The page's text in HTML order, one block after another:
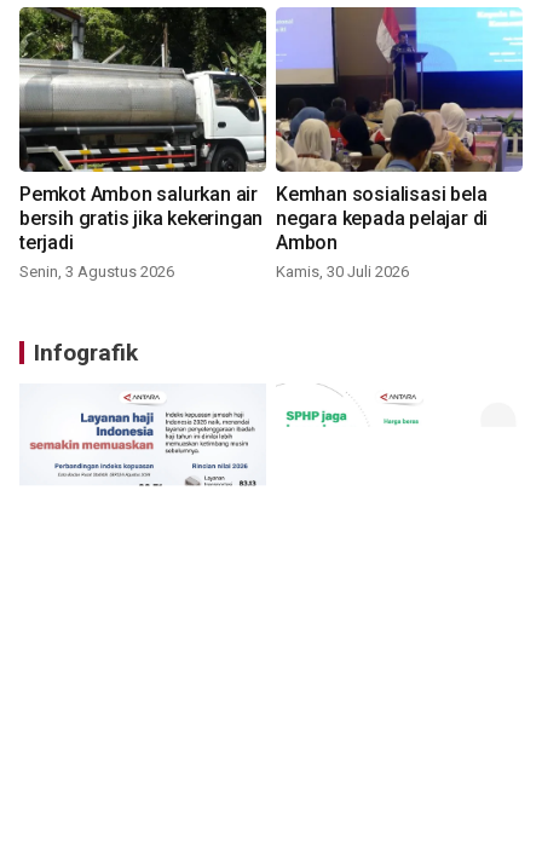
Pemkot Ambon salurkan air
bersih gratis jika kekeringan
terjadi
Senin, 3 Agustus 2026
Kemhan sosialisasi bela
negara kepada pelajar di
Ambon
Kamis, 30 Juli 2026
Infografik